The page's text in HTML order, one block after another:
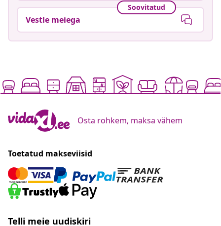
Soovitatud
Vestle meiega
Osta rohkem, maksa vähem
Toetatud makseviisid
Telli meie uudiskiri